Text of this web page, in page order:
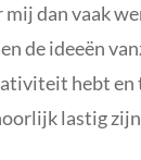
dan vaak
de ideeën
hebt
lastig